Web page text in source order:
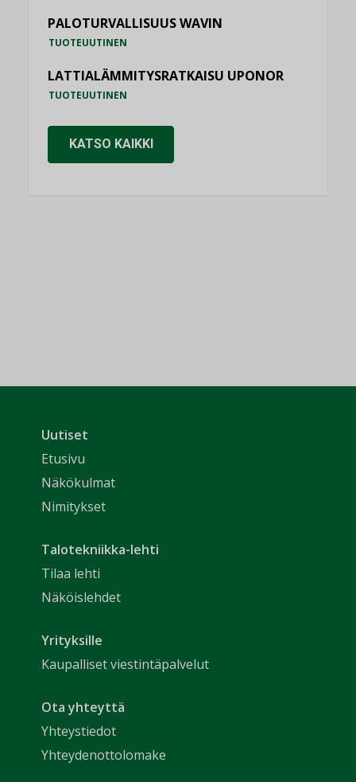
PALOTURVALLISUUS WAVIN
TUOTEUUTINEN
LATTIALÄMMITYSRATKAISU UPONOR
TUOTEUUTINEN
KATSO KAIKKI
Uutiset
Etusivu
Näkökulmat
Nimitykset
Talotekniikka-lehti
Tilaa lehti
Näköislehdet
Yrityksille
Kaupalliset viestintäpalvelut
Ota yhteyttä
Yhteystiedot
Yhteydenottolomake